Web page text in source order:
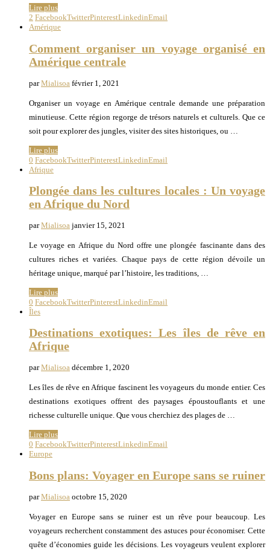
Lire plus
2 FacebookTwitterPinterestLinkedinEmail
Amérique
Comment organiser un voyage organisé en
Amérique centrale
parMialisoa février 1, 2021
Organiser un voyage en Amérique centrale demande une préparation
minutieuse. Cette région regorge de trésors naturels et culturels. Que ce
soit pour explorer des jungles, visiter des sites historiques, ou …
Lire plus
0 FacebookTwitterPinterestLinkedinEmail
Afrique
Plongée dans les cultures locales : Un voyage
en Afrique du Nord
parMialisoa janvier 15, 2021
Le voyage en Afrique du Nord offre une plongée fascinante dans des
cultures riches et variées. Chaque pays de cette région dévoile un
héritage unique, marqué par l’histoire, les traditions, …
Lire plus
0 FacebookTwitterPinterestLinkedinEmail
Îles
Destinations exotiques: Les îles de rêve en
Afrique
parMialisoa décembre 1, 2020
Les îles de rêve en Afrique fascinent les voyageurs du monde entier. Ces
destinations exotiques offrent des paysages époustouflants et une
richesse culturelle unique. Que vous cherchiez des plages de …
Lire plus
0 FacebookTwitterPinterestLinkedinEmail
Europe
Bons plans: Voyager en Europe sans se ruiner
parMialisoa octobre 15, 2020
Voyager en Europe sans se ruiner est un rêve pour beaucoup. Les
voyageurs recherchent constamment des astuces pour économiser. Cette
quête d’économies guide les décisions. Les voyageurs veulent explorer